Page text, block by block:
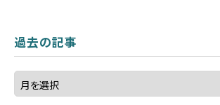
過去の記事